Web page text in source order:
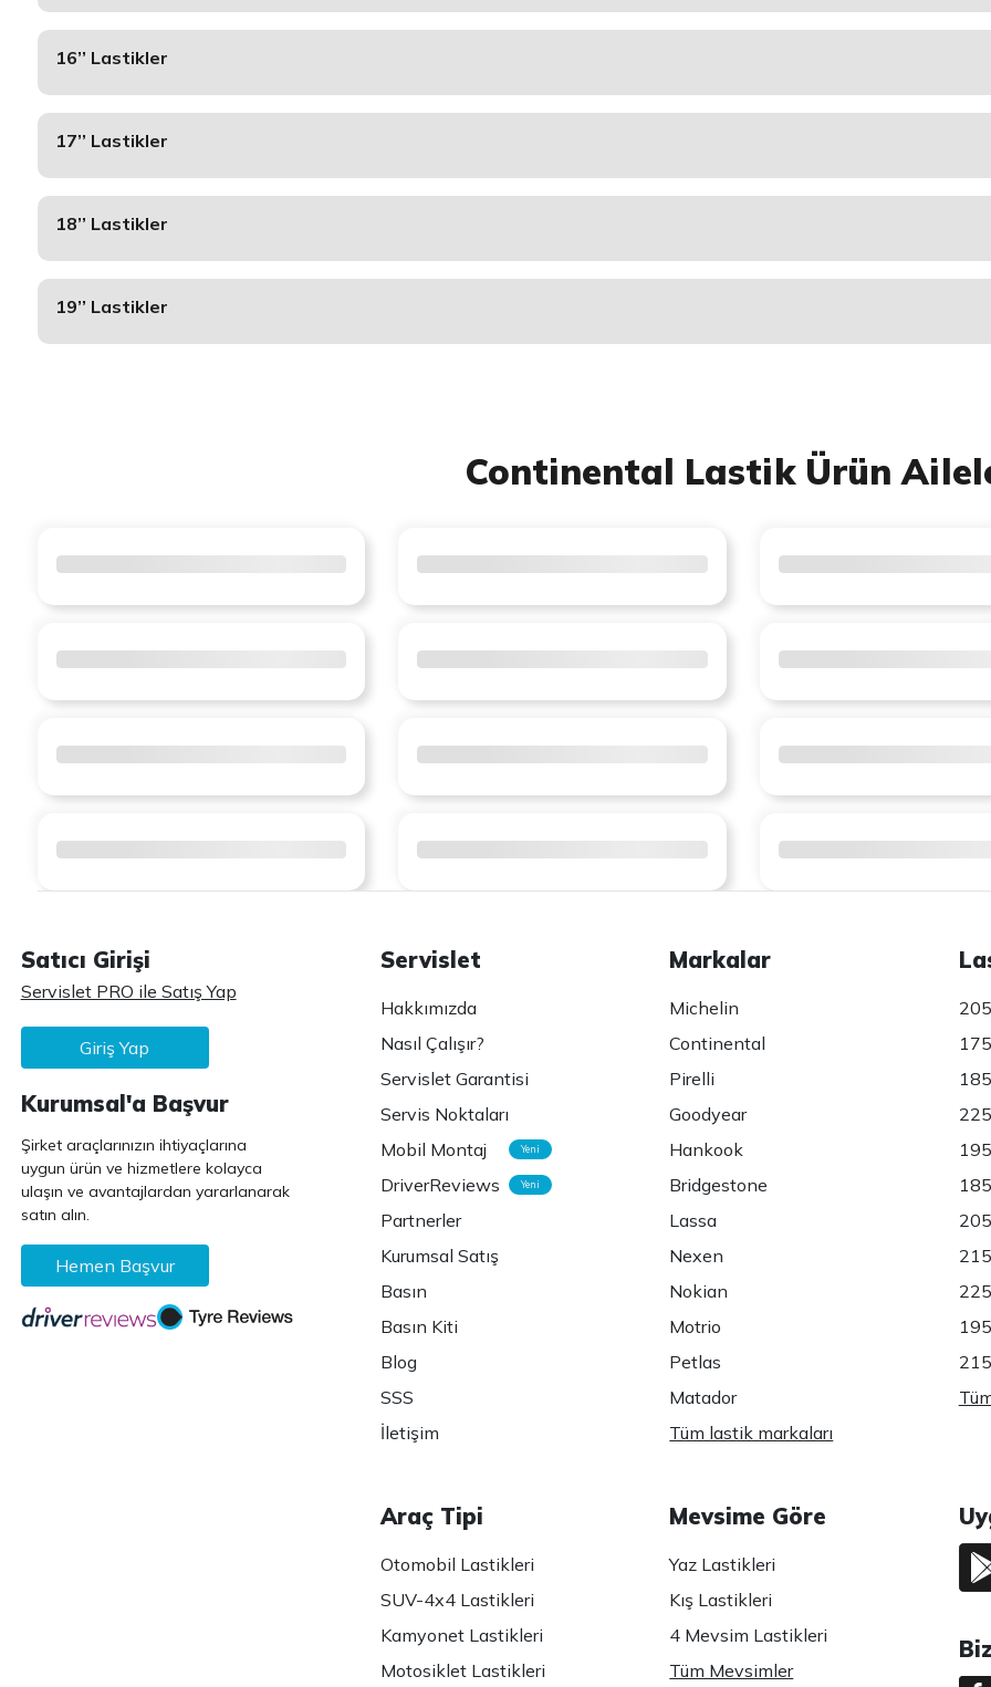
16’’ Lastikler
17’’ Lastikler
18’’ Lastikler
19’’ Lastikler
Continental Lastik Ürün
Satıcı Girişi
Servislet PRO ile Satış Yap
Giriş Yap
Kurumsal'a Başvur
Şirket araçlarınızın ihtiyaçlarına
uygun ürün ve hizmetlere kolayca
ulaşın ve avantajlardan yararlanarak
satın alın.
Hemen Başvur
Servislet
Hakkımızda
Nasıl Çalışır?
Servislet Garantisi
Servis Noktaları
Mobil Montaj
Yeni
DriverReviews Yeni
Partnerler
Kurumsal Satış
Basın
Basın Kiti
Blog
SSS
İletişim
Markalar
Michelin
Continental
Pirelli
Goodyear
Hankook
Bridgestone
Lassa
Nexen
Nokian
Motrio
Petlas
Matador
Tüm lastik markaları
Araç Tipi
Otomobil Lastikleri
SUV-4x4 Lastikleri
Kamyonet Lastikleri
Motosiklet Lastikleri
Mevsime Göre
Yaz Lastikleri
Kış Lastikleri
4 Mevsim Lastikleri
Tüm Mevsimler